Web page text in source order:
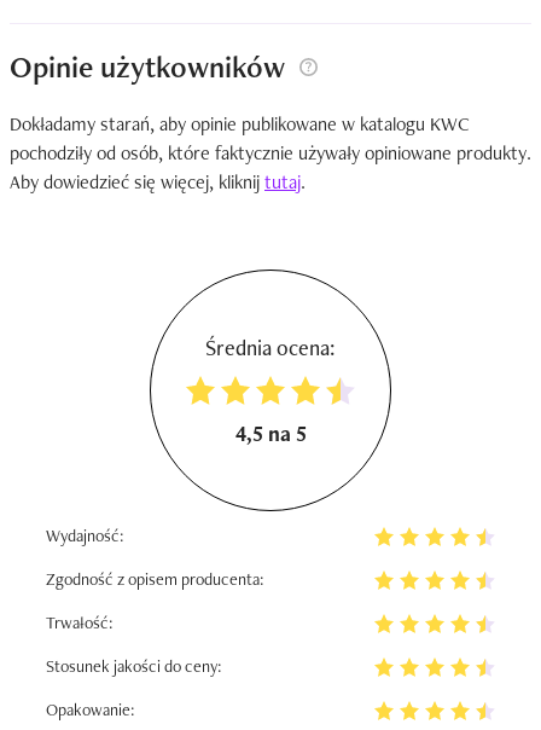
Opinie użytkowników
Dokładamy starań, aby opinie publikowane w katalogu KWC
pochodziły od osób, które faktycznie używały opiniowane produkty.
Aby dowiedzieć się więcej, kliknijtutaj.
Średnia ocena:
4,5 na 5
Wydajność:
Zgodność z opisem producenta:
Trwałość:
Stosunek jakości do ceny:
Opakowanie: